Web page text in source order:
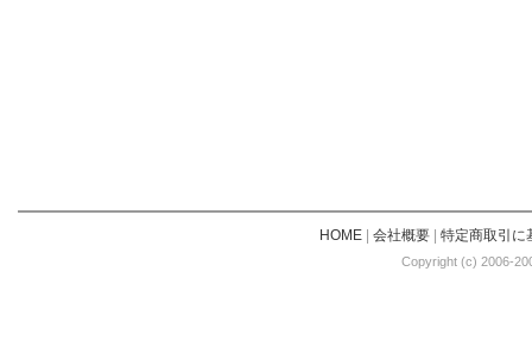
HOME| 会社概要| 特定商取引に
Copyright (c) 2006-